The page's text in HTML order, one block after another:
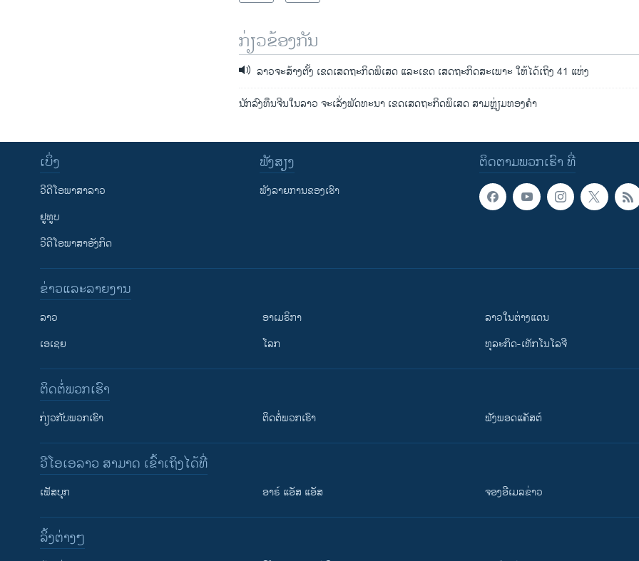
ຕິດຕາມພວກເຮົາ ທີ່
ກ່ຽວຂ້ອງກັນ
ລາວຈະສ້າງຕັ້ງ ເຂດເສດຖະກິດພິເສດ ແລະເຂດ ເສດຖະກິດສະເພາະ ໃຫ້ໄດ້ເຖິງ 41 ແຫ່ງ
ນັກລົງທຶນຈີນໃນລາວ ຈະເລັ່ງພັດທະນາ ເຂດເສດຖະກິດພິເສດ ສາມຫຼ່ຽມທອງຄໍາ
ຕິດຕາມພວກເຮົາ ທີ່
ເບິ່ງ
ວີດີໂອພາສາລາວ
ຢູທູບ
ວີດີໂອພາສາອັງກິດ
ຟັງສຽງ
ຟັງລາຍການຂອງເຮົາ
ຂ່າວແລະລາຍງານ
ລາວ
ເອເຊຍ
ອາເມຣິກາ
ໂລກ
ລາວໃນຕ່າງແດນ
ທຸລະກິດ-ເທັກໂນໂລຈີ
ຕິດຕໍ່ພວກເຮົາ
ກ່ຽວກັບພວກເຮົາ ຕິດຕໍ່ພວກເຮົາ ຟັງພອດແຄັສຕ໌
ວີໂອເອລາວ ສາມາດ ເຂົ້າເຖິງໄດ້ທີ່
ເຟັສບຸກ ອາຣ໌ ແອັສ ແອັສ ຈອງອີເມລຂ່າວ
​ລິ້ງ​ຕ່າງໆ